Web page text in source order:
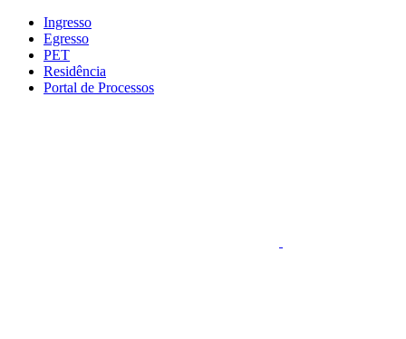
Conteúdo principal
Ingresso
Egresso
PET
Residência
Portal de Processos